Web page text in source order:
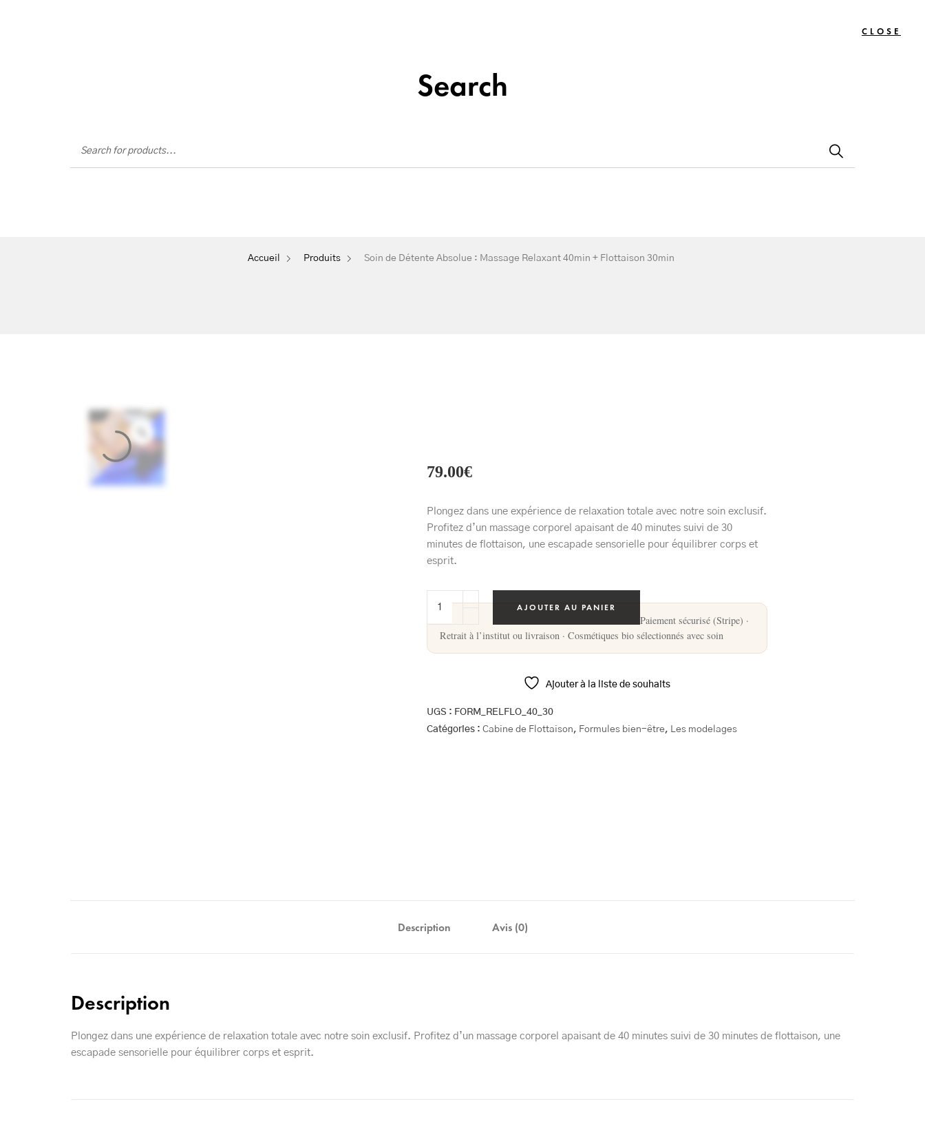
Épilation
Maquillage
Permanent
Search
CLOSE
Accueil Produits Soin de Détente Absolue : Massage Relaxant 40min + Flottaison 30min
79.00€
Plongez dans une expérience de relaxation totale avec notre soin exclusif.
Profitez d’un massage corporel apaisant de 40 minutes suivi de 30
minutes de flottaison, une escapade sensorielle pour équilibrer corps et
esprit.
AJOUTER AU PANIER
Paiement sécurisé (Stripe) ·
Retrait à l’institut ou livraison · Cosmétiques bio sélectionnés avec soin
Ajouter à la liste de souhaits
UGS : FORM_RELFLO_40_30
Catégories : Cabine de Flottaison, Formules bien-être, Les modelages
Description Avis (0)
Description
Plongez dans une expérience de relaxation totale avec notre soin exclusif. Profitez d’un massage corporel apaisant de 40 minutes suivi de 30 minutes de flottaison, une
escapade sensorielle pour équilibrer corps et esprit.